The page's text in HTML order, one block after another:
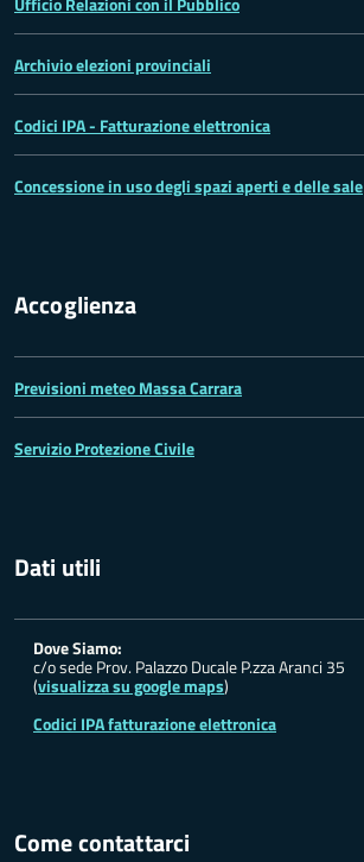
Archivio elezioni provinciali
Codici IPA - Fatturazione elettronica
Concessione in uso degli spazi aperti e delle sale
Accoglienza
Previsioni meteo Massa Carrara
Servizio Protezione Civile
Dati utili
Dove Siamo:
c/o sede Prov. Palazzo Ducale P.zza Aranci 35
(visualizza su google maps)
Codici IPA fatturazione elettronica
Come contattarci